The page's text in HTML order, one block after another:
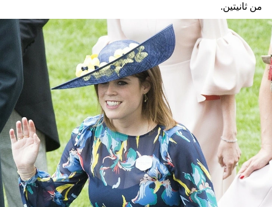
من ثانيتين.